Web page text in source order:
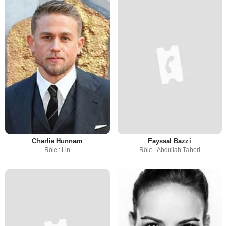
Charlie Hunnam
Rôle : Lin
Fayssal Bazzi
Rôle : Abdullah Taheri